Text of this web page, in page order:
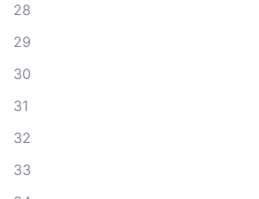
28
29
30
31
32
33